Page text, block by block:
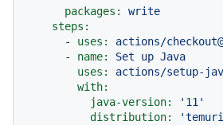
packages:
write
steps:
-
uses:
actions/
-
name: Set up Java
uses:
actions/setup-
with:
java-version:
'11'
distribution: